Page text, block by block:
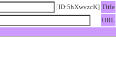
[ID:5hXwvzcK] Title
URL